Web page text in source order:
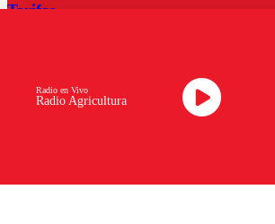
Radio Agricultura
Radio en Vivo
Tarifas
Descarga la APP